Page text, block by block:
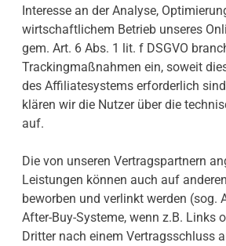
Interesse an der Analyse,
wirtschaftlichem Betrieb unseres
gem. Art. 6 Abs. 1 lit. f DSGVO
Trackingmaßnahmen ein, soweit
des Affiliatesystems erforderlich
klären wir die Nutzer über die
auf.
Die von unseren Vertragspartnern
Leistungen können auch auf
beworben und verlinkt werden (sog.
After-Buy-Systeme, wenn z.B. Links
Dritter nach einem Vertragsschluss